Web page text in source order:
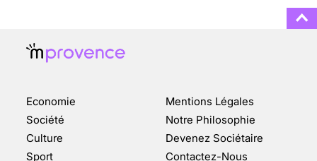
FAIT SURFACE À
MARSEILLE (1/5)
10 jan 2022
Economie
Société
Culture
Sport
Mentions Légales
Notre Philosophie
Devenez Sociétaire
Contactez-Nous